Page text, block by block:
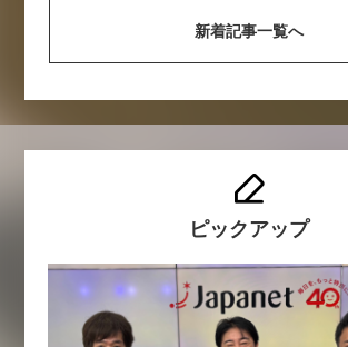
新着記事一覧へ
ピックアップ